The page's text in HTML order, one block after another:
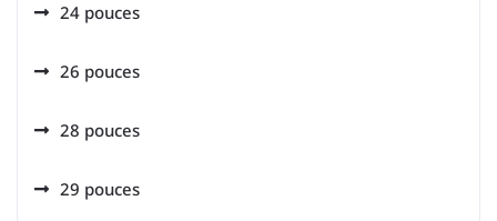
24 pouces
26 pouces
28 pouces
29 pouces